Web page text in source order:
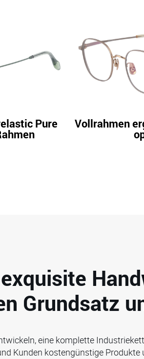
Pure Vollrahmen
Grundsatz
eine komplette
Kunden kostengünstige